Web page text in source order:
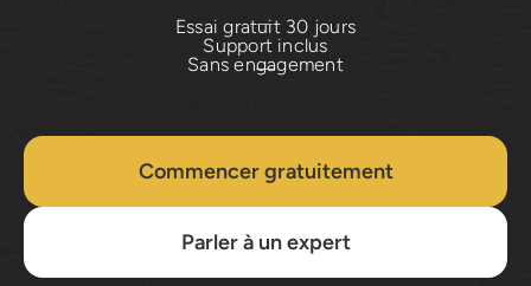
Essai gratuit 30 jours
Support inclus
Sans engagement
Commencer gratuitement
Parler à un expert